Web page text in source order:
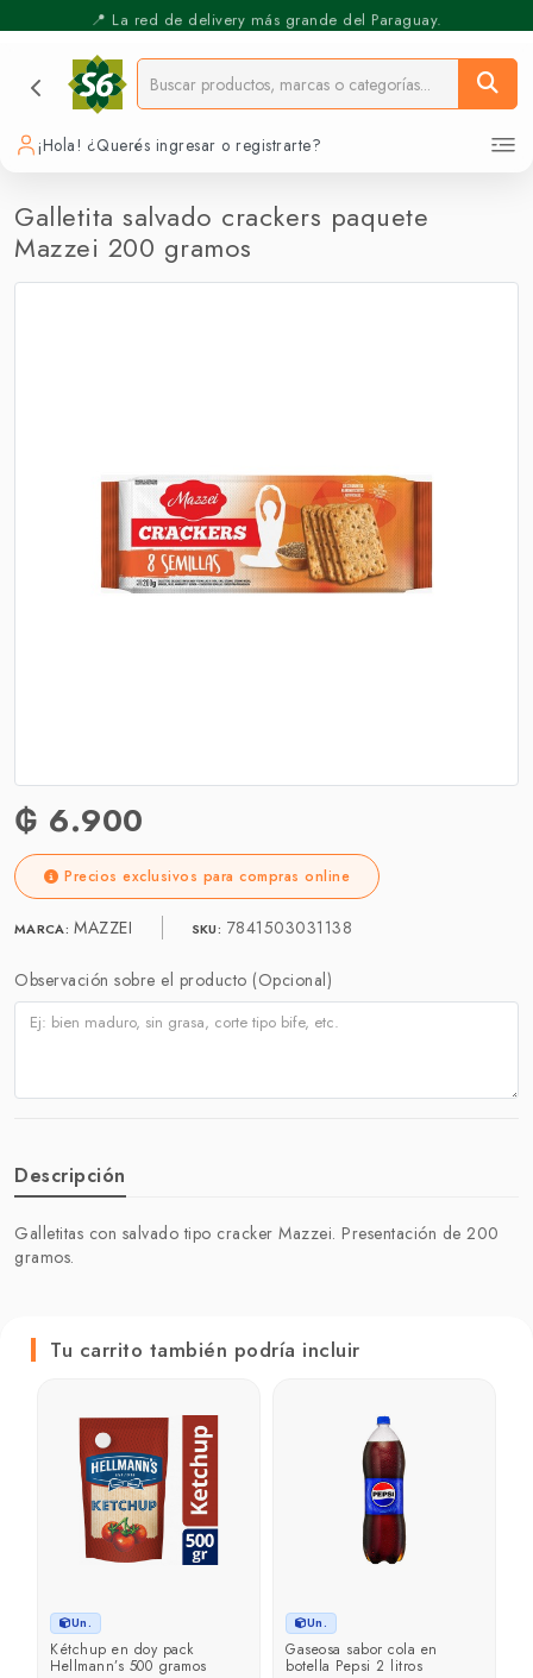
📍 La red de delivery más grande del Paraguay.
⚡️ Pickup Express - Retirás en 30 min.
¡Hola! ¿Querés ingresar o registrarte?
Galletita salvado crackers paquete
Mazzei 200 gramos
₲ 6.900
Precios exclusivos para compras online
MARCA: MAZZEI SKU: 7841503031138
Observación sobre el producto (Opcional)
Descripción
Galletitas con salvado tipo cracker Mazzei. Presentación de 200
gramos.
Tu carrito también podría incluir
Un.
Kétchup en doy pack
Hellmann’s 500 gramos
Un.
Gaseosa sabor cola en
botella Pepsi 2 litros